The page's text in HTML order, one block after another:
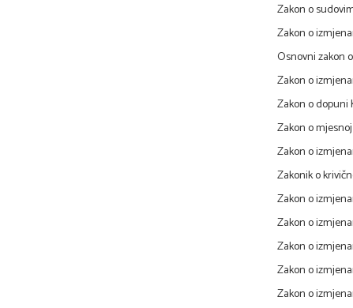
Zakon o
Zakon o
Osnovni zakon
Zakon o
Zakon o dopuni
Zakon o
Zakon o
Zakonik o
Zakon o
Zakon o
Zakon o
Zakon o
Zakon o